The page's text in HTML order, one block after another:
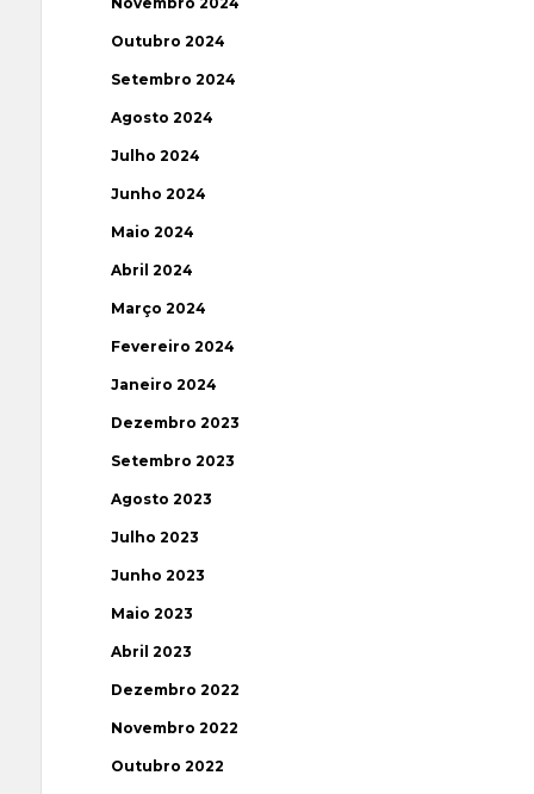
Outubro 2024
Setembro 2024
Agosto 2024
Julho 2024
Junho 2024
Maio 2024
Abril 2024
Março 2024
Fevereiro 2024
Janeiro 2024
Dezembro 2023
Setembro 2023
Agosto 2023
Julho 2023
Junho 2023
Maio 2023
Abril 2023
Dezembro 2022
Novembro 2022
Outubro 2022